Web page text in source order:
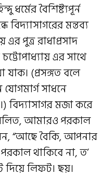
ধর্মের বৈশিষ্ট্যপূর্ন
বিদ্যাসাগরের মন্তব্য
পুত্র রাধাপ্রসাদ
এর সাথে
(প্রসঙ্গত বলে
সাধনে
বিদ্যাসাগর মজা করে
আমারও পরকাল
“আছে বৈকি, আপনার
থাকিবে না, ত’
দিয়ে লিফট। ছয়।